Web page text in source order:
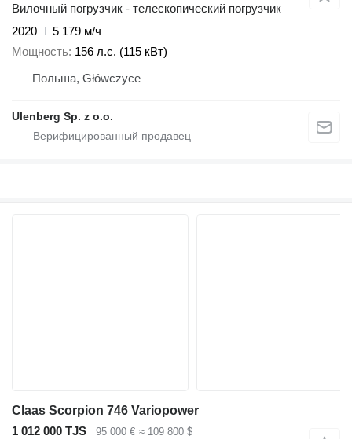
Вилочный погрузчик - телескопический погрузчик
2020
5 179 м/ч
Мощность 156 л.с. (115 кВт)
Польша, Główczyce
Ulenberg Sp. z o.o.
Claas Scorpion 746 Variopower
1 012 000 TJS
95 000 € ≈ 109 800 $